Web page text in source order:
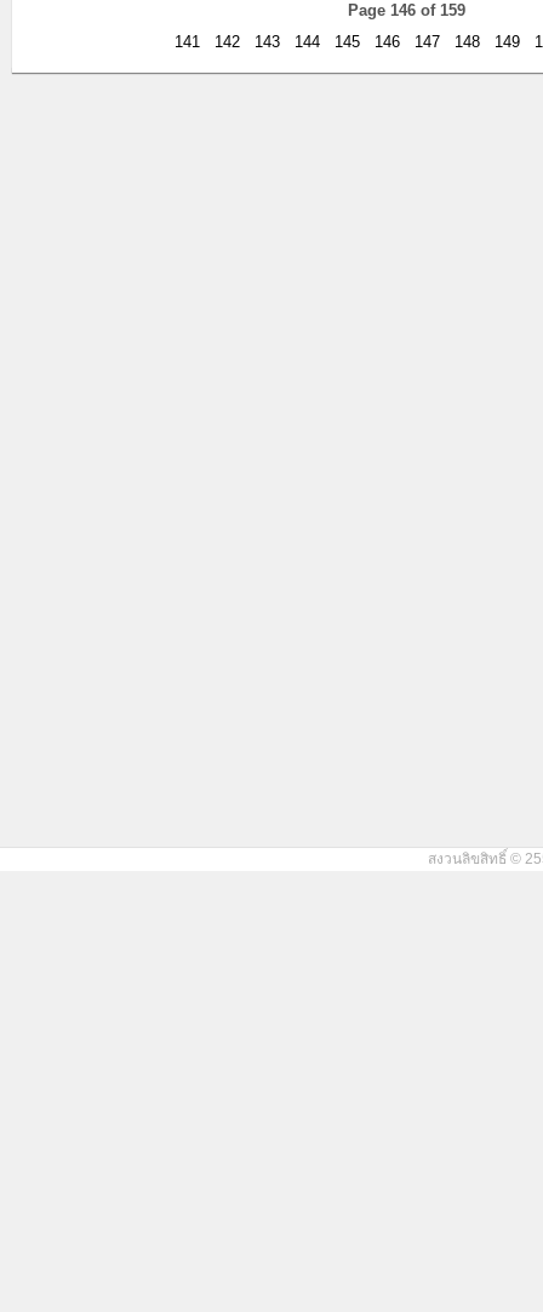
Page 146 of 159
141
142 143 144 145 146 147 148 149
สงวนลิขสิทธิ์ ©